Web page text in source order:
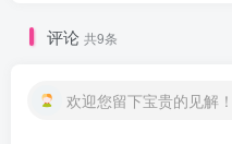
评论 共9条
欢迎您留下宝贵的见解！